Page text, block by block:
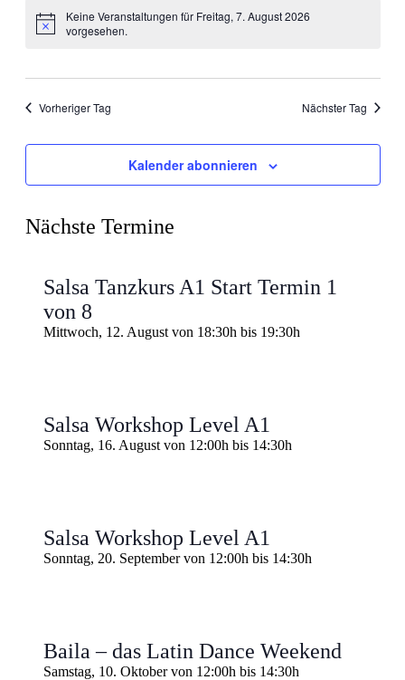
wählen.Keine Veranstaltungen für Freitag, 7. August 2026
vorgesehen.
Vorheriger Tag Nächster Tag
Kalender abonnieren
Nächste Termine
Salsa Tanzkurs A1 Start Termin 1
von 8
Mittwoch, 12. August von 18:30h bis 19:30h
Salsa Workshop Level A1
Sonntag, 16. August von 12:00h bis 14:30h
Salsa Workshop Level A1
Sonntag, 20. September von 12:00h bis 14:30h
Baila – das Latin Dance Weekend
Samstag, 10. Oktober von 12:00h bis 14:30h